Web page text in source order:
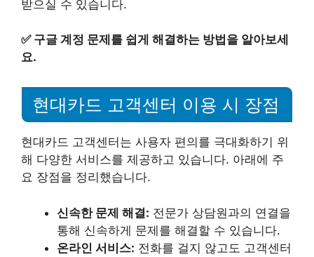
받으실 수 있습니다.
✅ 구글 계정 문제를 쉽게 해결하는 방법을 알아보세
요.
현대카드 고객센터 이용 시 장점
현대카드 고객센터는 사용자 편의를 극대화하기 위
해 다양한 서비스를 제공하고 있습니다. 아래에 주
요 장점을 정리했습니다.
신속한 문제 해결: 전문가 상담원과의 연결을
통해 신속하게 문제를 해결할 수 있습니다.
온라인 서비스: 전화를 걸지 않고도 고객센터